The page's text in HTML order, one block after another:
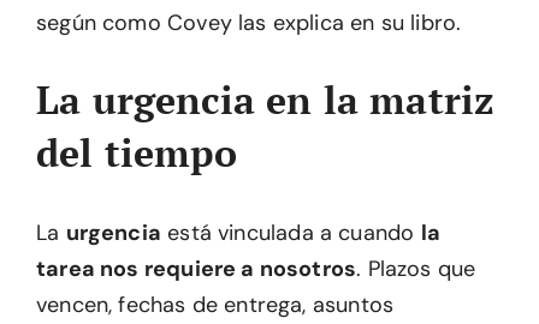
según como Covey las explica en su libro.
La urgencia en la matriz
del tiempo
La urgencia está vinculada a cuando la
tarea nos requiere a nosotros. Plazos que
vencen, fechas de entrega, asuntos